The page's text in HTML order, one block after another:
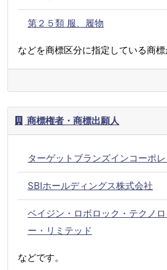
第２５類 服、履物
などを商標区分に指定している商標
商標権者・商標出願人
ターゲットブランズインコーポ
SBIホールディングス株式会社
ベイジン・ロボロック・テクノ
ー・リミテッド
などです。